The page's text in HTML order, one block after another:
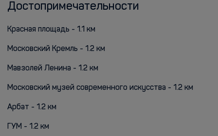
Достопримечательности
Красная площадь - 1.1 км
Московский Кремль - 1.2 км
Мавзолей Ленина - 1.2 км
Московский музей современного искусства - 1.2 км
Арбат - 1.2 км
ГУМ - 1.2 км